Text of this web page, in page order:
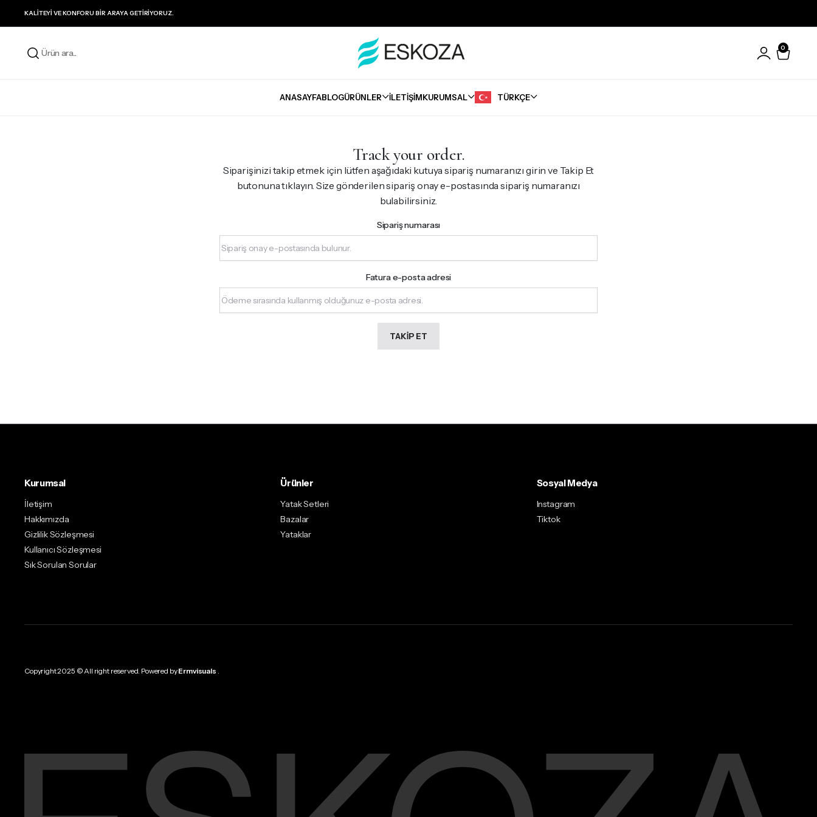
KALITEYI VE KONFORU BIR ARAYA GETIRIYORUZ.
0
ANASAYFABLOGÜRÜNLER İLETIŞIMKURUMSAL TÜRKÇE
Track your order.
Siparişinizi takip etmek için lütfen aşağıdaki kutuya sipariş numaranızı girin ve Takip Et
butonuna tıklayın. Size gönderilen sipariş onay e-postasında sipariş numaranızı
bulabilirsiniz.
Sipariş numarası
Fatura e-posta adresi
TAKIP ET
Kurumsal
İletişim
Hakkımızda
Gizlilik Sözleşmesi
Kullanıcı Sözleşmesi
Sık Sorulan Sorular
Ürünler
Yatak Setleri
Bazalar
Yataklar
Sosyal Medya
Instagram
Tiktok
Copyright 2025 © All right reserved. Powered byErmvisuals .